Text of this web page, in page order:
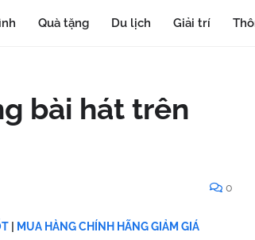
Quà tặng Du lịch Giải trí
bài hát trên
0
MUA HÀNG CHÍNH HÃNG GIẢM GIÁ